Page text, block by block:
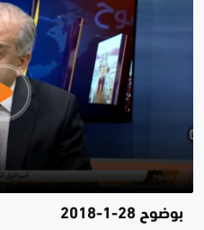
بوضوح 28-1-2018